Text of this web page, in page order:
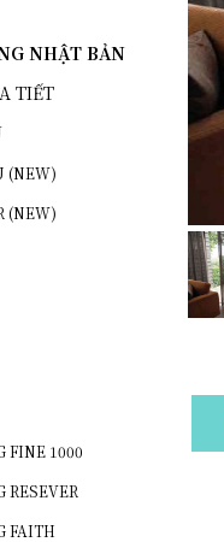
NHẬT BẢN
TIẾT
(NEW)
(NEW)
FINE 1000
RESEVER
FAITH